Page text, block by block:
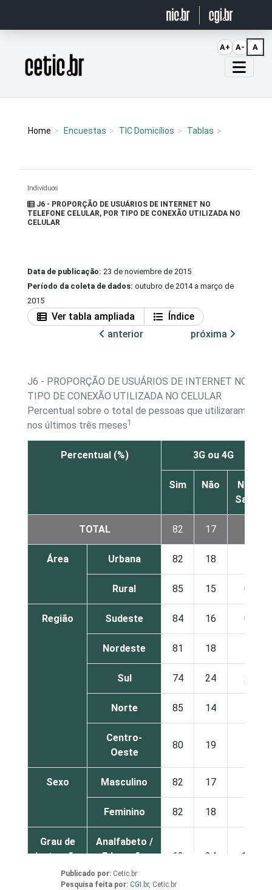
Página inicial
Home Encuestas TIC Domicílios Tablas
Indivíduos
J6 - PROPORÇÃO DE USUÁRIOS DE INTERNET NO
TELEFONE CELULAR, POR TIPO DE CONEXÃO UTILIZADA NO
CELULAR
Data de publicação: 23 de noviembre de 2015
Período da coleta de dados: outubro de 2014 a março de
2015
Ver tabla ampliada
Índice
anterior
próxima
J6 - PROPORÇÃO DE USUÁRIOS DE INTERNET NO
TIPO DE CONEXÃO UTILIZADA NO CELULAR
Percentual sobre o total de pessoas que utilizaram
nos últimos três meses1
Percentual (%) 3G ou 4G
Sim Não
Não
Sabe
TOTAL 82 17
Área Urbana 82 18
Rural 85 15 0
Região Sudeste 84 16 0
Nordeste 81 18
Sul 74 24 2
Norte 85 14
Centro-
Oeste
80 19
Sexo Masculino 82 17
Feminino 82 18
Grau de
instrução
Analfabeto /
Educação
infantil
63 24 13
Publicado por: Cetic.br
Pesquisa feita por: CGI.br, Cetic.br
A+ A- A